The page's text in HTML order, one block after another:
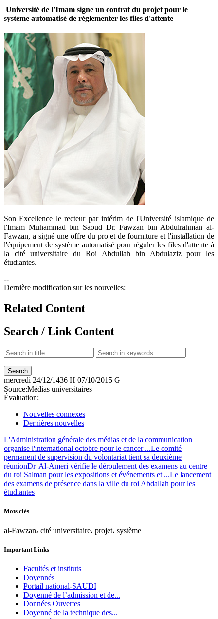
Université de l’Imam signe un contrat du projet pour le
système automatisé de réglementer les files d'attente
​Son Excellence le recteur par intérim de l'Université islamique de
l'Imam Muhammad bin Saoud Dr. Fawzan bin Abdulrahman al-
Fawzan, a signé une offre du projet de fourniture et l'installation de
l'équipement de système automatisé pour réguler les files d'attente à
la cité universitaire du Roi Abdullah bin Abdulaziz pour les
étudiantes.
--
Dernière modification sur les nouvelles:
Related Content
Search / Link Content
mercredi 24/12/1436 H 07/10/2015 G
Source:Médias universitaires
Évaluation:
Nouvelles connexes
Dernières nouvelles
L'Administration générale des médias et de la communication
organise l'international octobre pour le cancer ...Le comité
permanent de supervision du volontariat tient sa deuxième
réunionDr. Al-Ameri vérifie le déroulement des examens au centre
du roi Salman pour les expositions et événements et ...Le lancement
des examens de présence dans la ville du roi Abdallah pour les
étudiantes
Mots clés
al-Fawzan، cité universitaire، projet، système
Important Links
Facultés et instituts
Doyennés
Portail national-SAUDI
Doyenné de l’admission et de...
Données Ouvertes
Doyenné de la technique des...